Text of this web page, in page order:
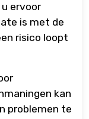
ervoor
is met de
risico loopt
kan
problemen te